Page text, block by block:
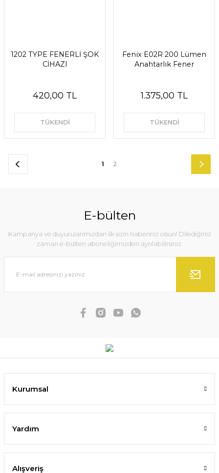
1202 TYPE FENERLİ ŞOK
CİHAZI
420,00 TL
TÜKENDİ
Fenix E02R 200 Lümen
Anahtarlık Fener
1.375,00 TL
TÜKENDİ
1 2
E-bülten
Kampanya ve duyurularımızdan ilk sizin haberiniz olsun! Dilediğiniz
zaman e-bülten aboneliğimizden ayrılabilirsiniz.
Kurumsal
Yardım
Alışveriş